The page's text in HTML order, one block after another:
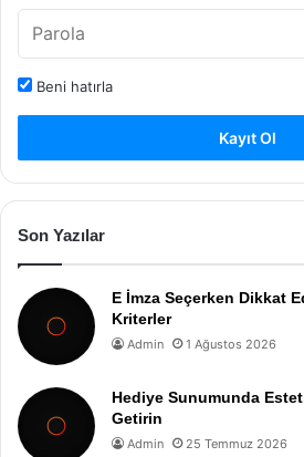
Beni hatırla
Kayıt Ol
Son Yazılar
E İmza Seçerken Dikkat
Kriterler
Admin 1 Ağustos 2026
Hediye Sunumunda
Getirin
Admin 25 Temmuz 2026